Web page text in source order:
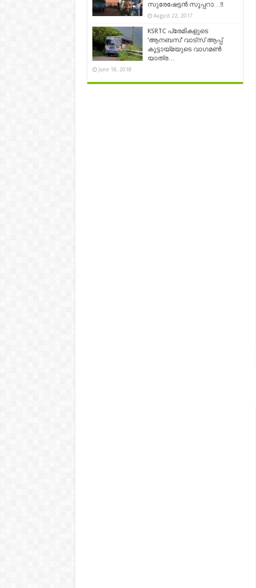
സുരേഷേട്ടന്‍ സൂപ്പറാ…!!
August 22, 2017
KSRTC പ്രേമികളുടെ
‘ആനബസ്’ വാട്സ് ആപ്പ്
കൂട്ടായ്മയുടെ വാഗമൺ
യാത്ര…
June 18, 2018